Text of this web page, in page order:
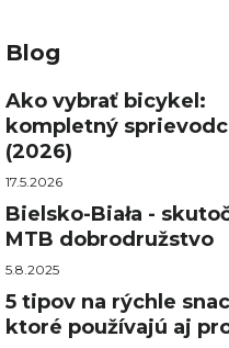
Blog
Ako vybrať bicykel:
kompletný
(2026)
17.5.2026
Bielsko-Biała -
MTB dobrodružstvo
5.8.2025
5 tipov na rýchle
ktoré používajú aj